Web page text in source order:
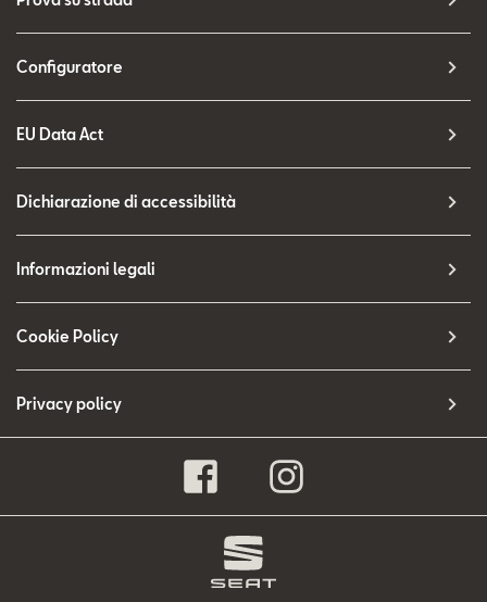
Configuratore
EU Data Act
Dichiarazione di accessibilità
Informazioni legali
Cookie Policy
Privacy policy